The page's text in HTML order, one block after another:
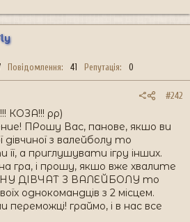
Повідомлення 41 Репутація 0
#242
рр)
ПРошу Вас, панове, якшо ви
дівчиної з валейболу то
а приглушувати ігру інших.
гра, і прошу, якшо вже хвалите
ДІВЧАТ З ВАЛЕЙБОЛУ то
однокомандців з 2 місцем.
граймо, і в нас все